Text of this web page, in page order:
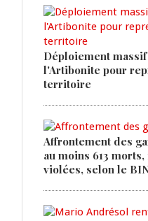
Déploiement massif
l'Artibonite pour
territoire
Affrontement des
au moins 613
violées, selon le